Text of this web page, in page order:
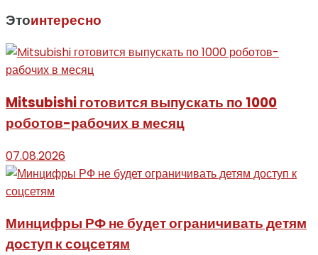
Этоинтересно
Mitsubishi готовится выпускать по 1000
роботов-рабочих в месяц
07.08.2026
Минцифры РФ не будет ограничивать детям
доступ к соцсетям